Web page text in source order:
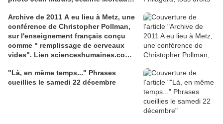
Archive de 2011 A eu lieu à Metz, une
conférence de Christopher Pollman,
sur l'enseignement français conçu
comme " remplissage de cerveaux
vides". Lien scienceshumaines.com,
Léotard, ''Le dressage des élites...''
"Là, en même temps..." Phrases
cueillies le samedi 22 décembre